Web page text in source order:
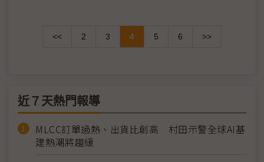
<< 2 3 4 5 6 >>
近７天熱門報導
MLCC訂單過熱、出貨比創高 村田示警全球AI基
建熱潮將趨緩